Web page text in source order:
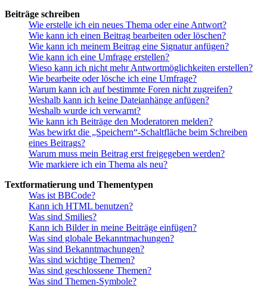
Beiträge schreiben
Wie erstelle ich ein neues Thema oder eine Antwort?
Wie kann ich einen Beitrag bearbeiten oder löschen?
Wie kann ich meinem Beitrag eine Signatur anfügen?
Wie kann ich eine Umfrage erstellen?
Wieso kann ich nicht mehr Antwortmöglichkeiten erstellen?
Wie bearbeite oder lösche ich eine Umfrage?
Warum kann ich auf bestimmte Foren nicht zugreifen?
Weshalb kann ich keine Dateianhänge anfügen?
Weshalb wurde ich verwarnt?
Wie kann ich Beiträge den Moderatoren melden?
Was bewirkt die „Speichern“-Schaltfläche beim Schreiben
eines Beitrags?
Warum muss mein Beitrag erst freigegeben werden?
Wie markiere ich ein Thema als neu?
Textformatierung und Thementypen
Was ist BBCode?
Kann ich HTML benutzen?
Was sind Smilies?
Kann ich Bilder in meine Beiträge einfügen?
Was sind globale Bekanntmachungen?
Was sind Bekanntmachungen?
Was sind wichtige Themen?
Was sind geschlossene Themen?
Was sind Themen-Symbole?